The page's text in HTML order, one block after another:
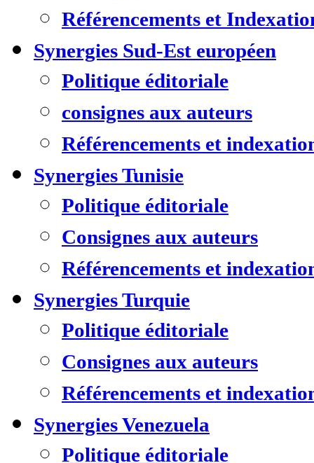
Référencements et
Synergies Sud-Est européen
Politique éditoriale
consignes aux auteurs
Référencements et
Synergies Tunisie
Politique éditoriale
Consignes aux auteurs
Référencements et
Synergies Turquie
Politique éditoriale
Consignes aux auteurs
Référencements et
Synergies Venezuela
Politique éditoriale